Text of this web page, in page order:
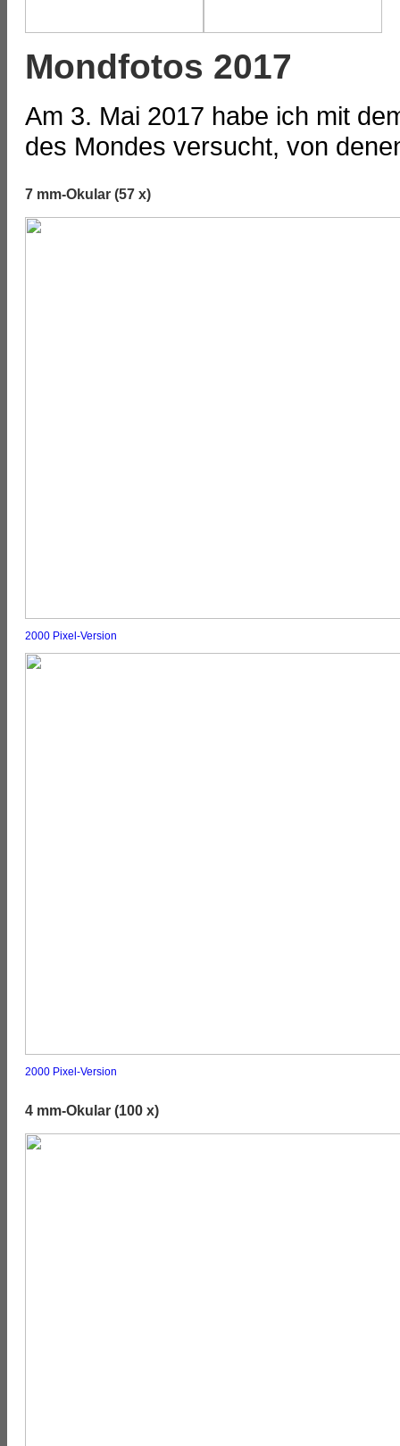
Mondfotos 2017
Am 3. Mai 2017 habe ich mit
des Mondes versucht, von
7 mm-Okular (57 x)
2000 Pixel-Version
2000 Pixel-Version
4 mm-Okular (100 x)